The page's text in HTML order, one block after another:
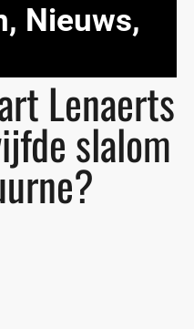
, Nieuws,
Lenaerts
slalom